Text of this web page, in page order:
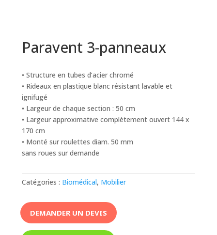
Paravent 3-panneaux
• Structure en tubes d’acier chromé
• Rideaux en plastique blanc résistant lavable et
ignifugé
• Largeur de chaque section : 50 cm
• Largeur approximative complètement ouvert 144 x
170 cm
• Monté sur roulettes diam. 50 mm
sans roues sur demande
Catégories : Biomédical, Mobilier
DEMANDER UN DEVIS